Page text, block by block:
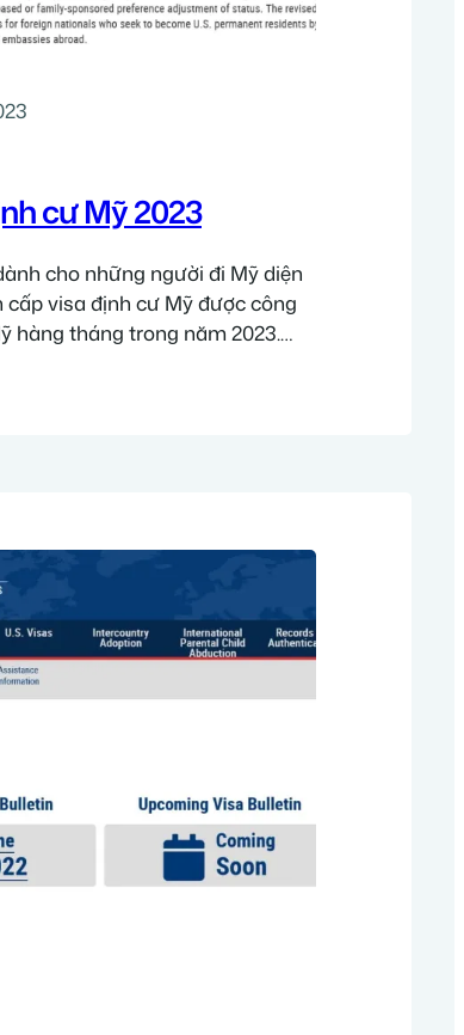
cư Mỹ 2023
cho những người đi Mỹ diện
cấp visa định cư Mỹ được công
hàng tháng trong năm 2023.
lịch visa bulletin Không phải